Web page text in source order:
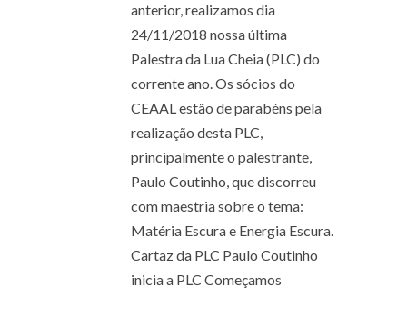
anterior, realizamos dia
24/11/2018 nossa última
Palestra da Lua Cheia (PLC) do
corrente ano. Os sócios do
CEAAL estão de parabéns pela
realização desta PLC,
principalmente o palestrante,
Paulo Coutinho, que discorreu
com maestria sobre o tema:
Matéria Escura e Energia Escura.
Cartaz da PLC Paulo Coutinho
inicia a PLC Começamos